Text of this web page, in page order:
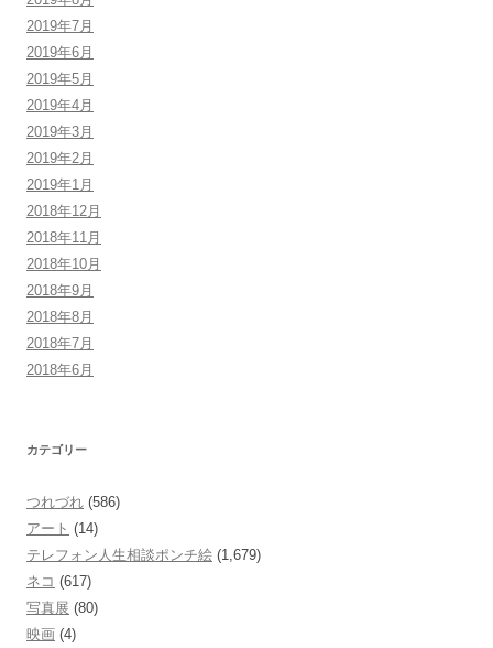
2019年7月
2019年6月
2019年5月
2019年4月
2019年3月
2019年2月
2019年1月
2018年12月
2018年11月
2018年10月
2018年9月
2018年8月
2018年7月
2018年6月
カテゴリー
つれづれ (586)
アート (14)
テレフォン人生相談ポンチ絵 (1,679)
ネコ (617)
写真展 (80)
映画 (4)